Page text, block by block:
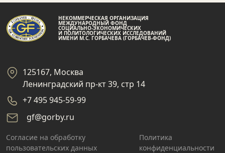
НЕКОММЕРЧЕСКАЯ ОРГАНИЗАЦИЯ
МЕЖДУНАРОДНЫЙ ФОНД
СОЦИАЛЬНО-ЭКОНОМИЧЕСКИХ
И ПОЛИТОЛОГИЧЕСКИХ ИССЛЕДОВАНИЙ
ИМЕНИ М.С. ГОРБАЧЕВА (ГОРБАЧЕВ-ФОНД)
125167, Москва
Ленинградский пр-кт 39, стр 14
+7 495 945-59-99
gf@gorby.ru
Cогласие на обработку
пользовательских данных
Политика
конфиденциальности